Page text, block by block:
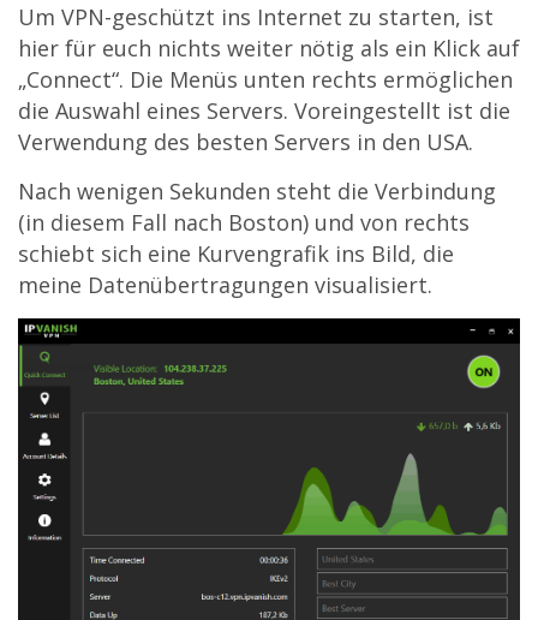
Um VPN-geschützt ins Internet zu starten, ist
hier für euch nichts weiter nötig als ein Klick auf
„Connect“. Die Menüs unten rechts ermöglichen
die Auswahl eines Servers. Voreingestellt ist die
Verwendung des besten Servers in den USA.
Nach wenigen Sekunden steht die Verbindung
(in diesem Fall nach Boston) und von rechts
schiebt sich eine Kurvengrafik ins Bild, die
meine Datenübertragungen visualisiert.